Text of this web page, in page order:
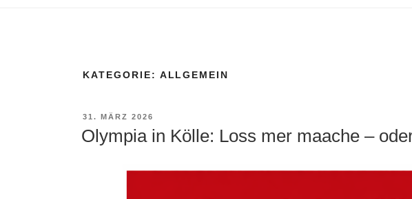
KATEGORIE: ALLGEMEIN
VERÖFFENTLICHT
AM
31. MÄRZ 2026
Olympia in Kölle: Loss mer maache –